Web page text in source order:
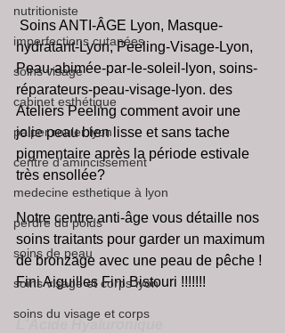
nutritioniste
imperfections cutanées
soins visage
cabinet esthétique
palper rouler lyon
centre d'amincissement
medecine esthetique à lyon
perdre du poids
soins de peau
soins visage et corps lyon
soins du visage et corps
hydratant-Lyon, Peeling-Visage-Lyon,
Peau-abimée-par-le-soleil-lyon, soins-
réparateurs-peau-visage-lyon. des
Ateliers Peeling comment avoir une
jolie peau bien lisse et sans tache
pigmentaire après la période estivale
très ensollée?
Notre centre anti-âge vous détaille nos
soins traitants pour garder un maximum
de bronzage avec une peau de pêche !
Fini Aiguilles Fini Bistouri !!!!!!!
L'Acide Hyaluronique